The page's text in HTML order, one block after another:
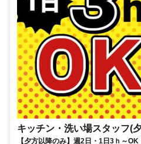
キッチン・洗い場スタッフ(
【夕方以降のみ】週2日・1日3ｈ～